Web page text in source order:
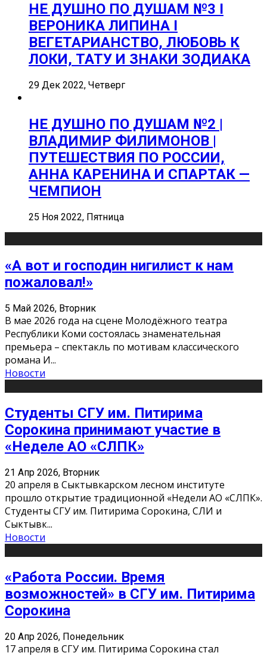
НЕ ДУШНО ПО ДУШАМ №3 I
ВЕРОНИКА ЛИПИНА I
ВЕГЕТАРИАНСТВО, ЛЮБОВЬ К
ЛОКИ, ТАТУ И ЗНАКИ ЗОДИАКА
29 Дек 2022, Четверг
НЕ ДУШНО ПО ДУШАМ №2 |
ВЛАДИМИР ФИЛИМОНОВ |
ПУТЕШЕСТВИЯ ПО РОССИИ,
АННА КАРЕНИНА И СПАРТАК —
ЧЕМПИОН
25 Ноя 2022, Пятница
«А вот и господин нигилист к нам
пожаловал!»
5 Май 2026, Вторник
В мае 2026 года на сцене Молодёжного театра
Республики Коми состоялась знаменательная
премьера – спектакль по мотивам классического
романа И...
Новости
Студенты СГУ им. Питирима
Сорокина принимают участие в
«Неделе АО «СЛПК»
21 Апр 2026, Вторник
20 апреля в Сыктывкарском лесном институте
прошло открытие традиционной «Недели АО «СЛПК».
Студенты СГУ им. Питирима Сорокина, СЛИ и
Сыктывк...
Новости
«Работа России. Время
возможностей» в СГУ им. Питирима
Сорокина
20 Апр 2026, Понедельник
17 апреля в СГУ им. Питирима Сорокина стал